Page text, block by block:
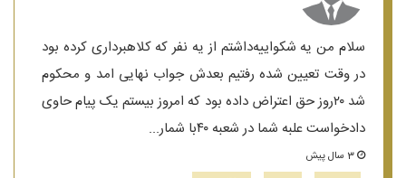
سلام من یه شکواییه‌داشتم از یه نفر که کلاهبرداری کرده بود
در وقت تعیین شده رفتیم بعدش جواب نهایی امد و محکوم
شد ۲۰روز حق اعتراض داده بود که امروز بیستم یک پیام حاوی
دادخواست علبه شما در شعبه ۴۰با شمار...